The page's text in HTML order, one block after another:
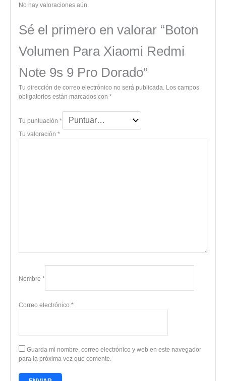
No hay valoraciones aún.
Sé el primero en valorar “Boton
Volumen Para Xiaomi Redmi
Note 9s 9 Pro Dorado”
Tu dirección de correo electrónico no será publicada. Los campos
obligatorios están marcados con *
Tu puntuación *
Tu valoración *
Nombre *
Correo electrónico *
Guarda mi nombre, correo electrónico y web en este navegador
para la próxima vez que comente.